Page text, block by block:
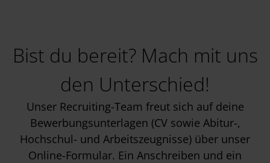
Bist du bereit? Mach mit uns
den Unterschied!
Unser Recruiting-Team freut sich auf deine
Bewerbungsunterlagen (CV sowie Abitur-,
Hochschul- und Arbeitszeugnisse) über unser
Online-Formular. Ein Anschreiben und ein